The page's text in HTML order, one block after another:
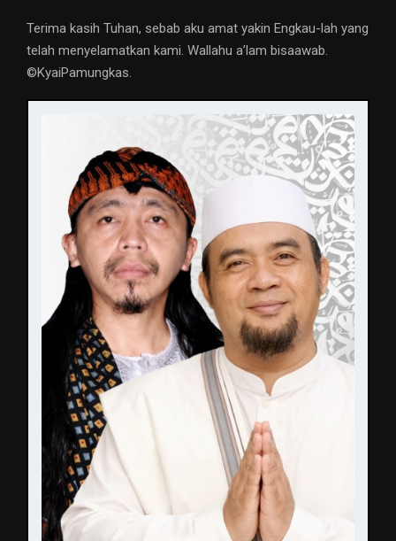
Terima kasih Tuhan, sebab aku amat yakin Engkau-lah yang
telah menyelamatkan kami. Wallahu a’lam bisaawab.
©️KyaiPamungkas.